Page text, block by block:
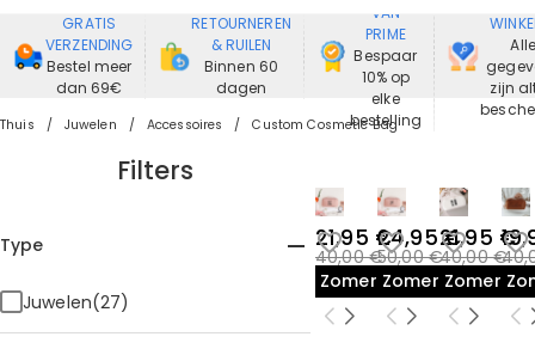
Recipienten
Best Verkochte
Nieuwe
Juwelen
Wonen&Leven
GRATIS
VERZENDING
Bestel meer
dan 69€
RETOURNEREN
& RUILEN
Binnen 60
dagen
VAN
PRIME
Bespaar
10% op
elke
bestelling
Alle
zijn
Thuis Juwelen Accessoires Custom Cosmetic Bag
Filters
Type
Juwelen(27)
21,95 €
40,00 €
Zomeruitverkoop
24,95 €
50,00 €
Zomeruitverkoop
21,95 €
40,00 €